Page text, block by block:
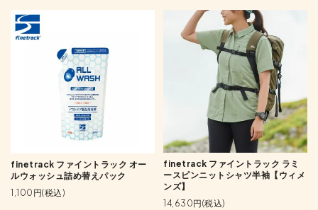
finetrack ファイントラック オー
ルウォッシュ詰め替えパック
1,100円(税込)
finetrack ファイントラック ラミ
ースピンニットシャツ半袖【ウィメ
ンズ】
14,630円(税込)